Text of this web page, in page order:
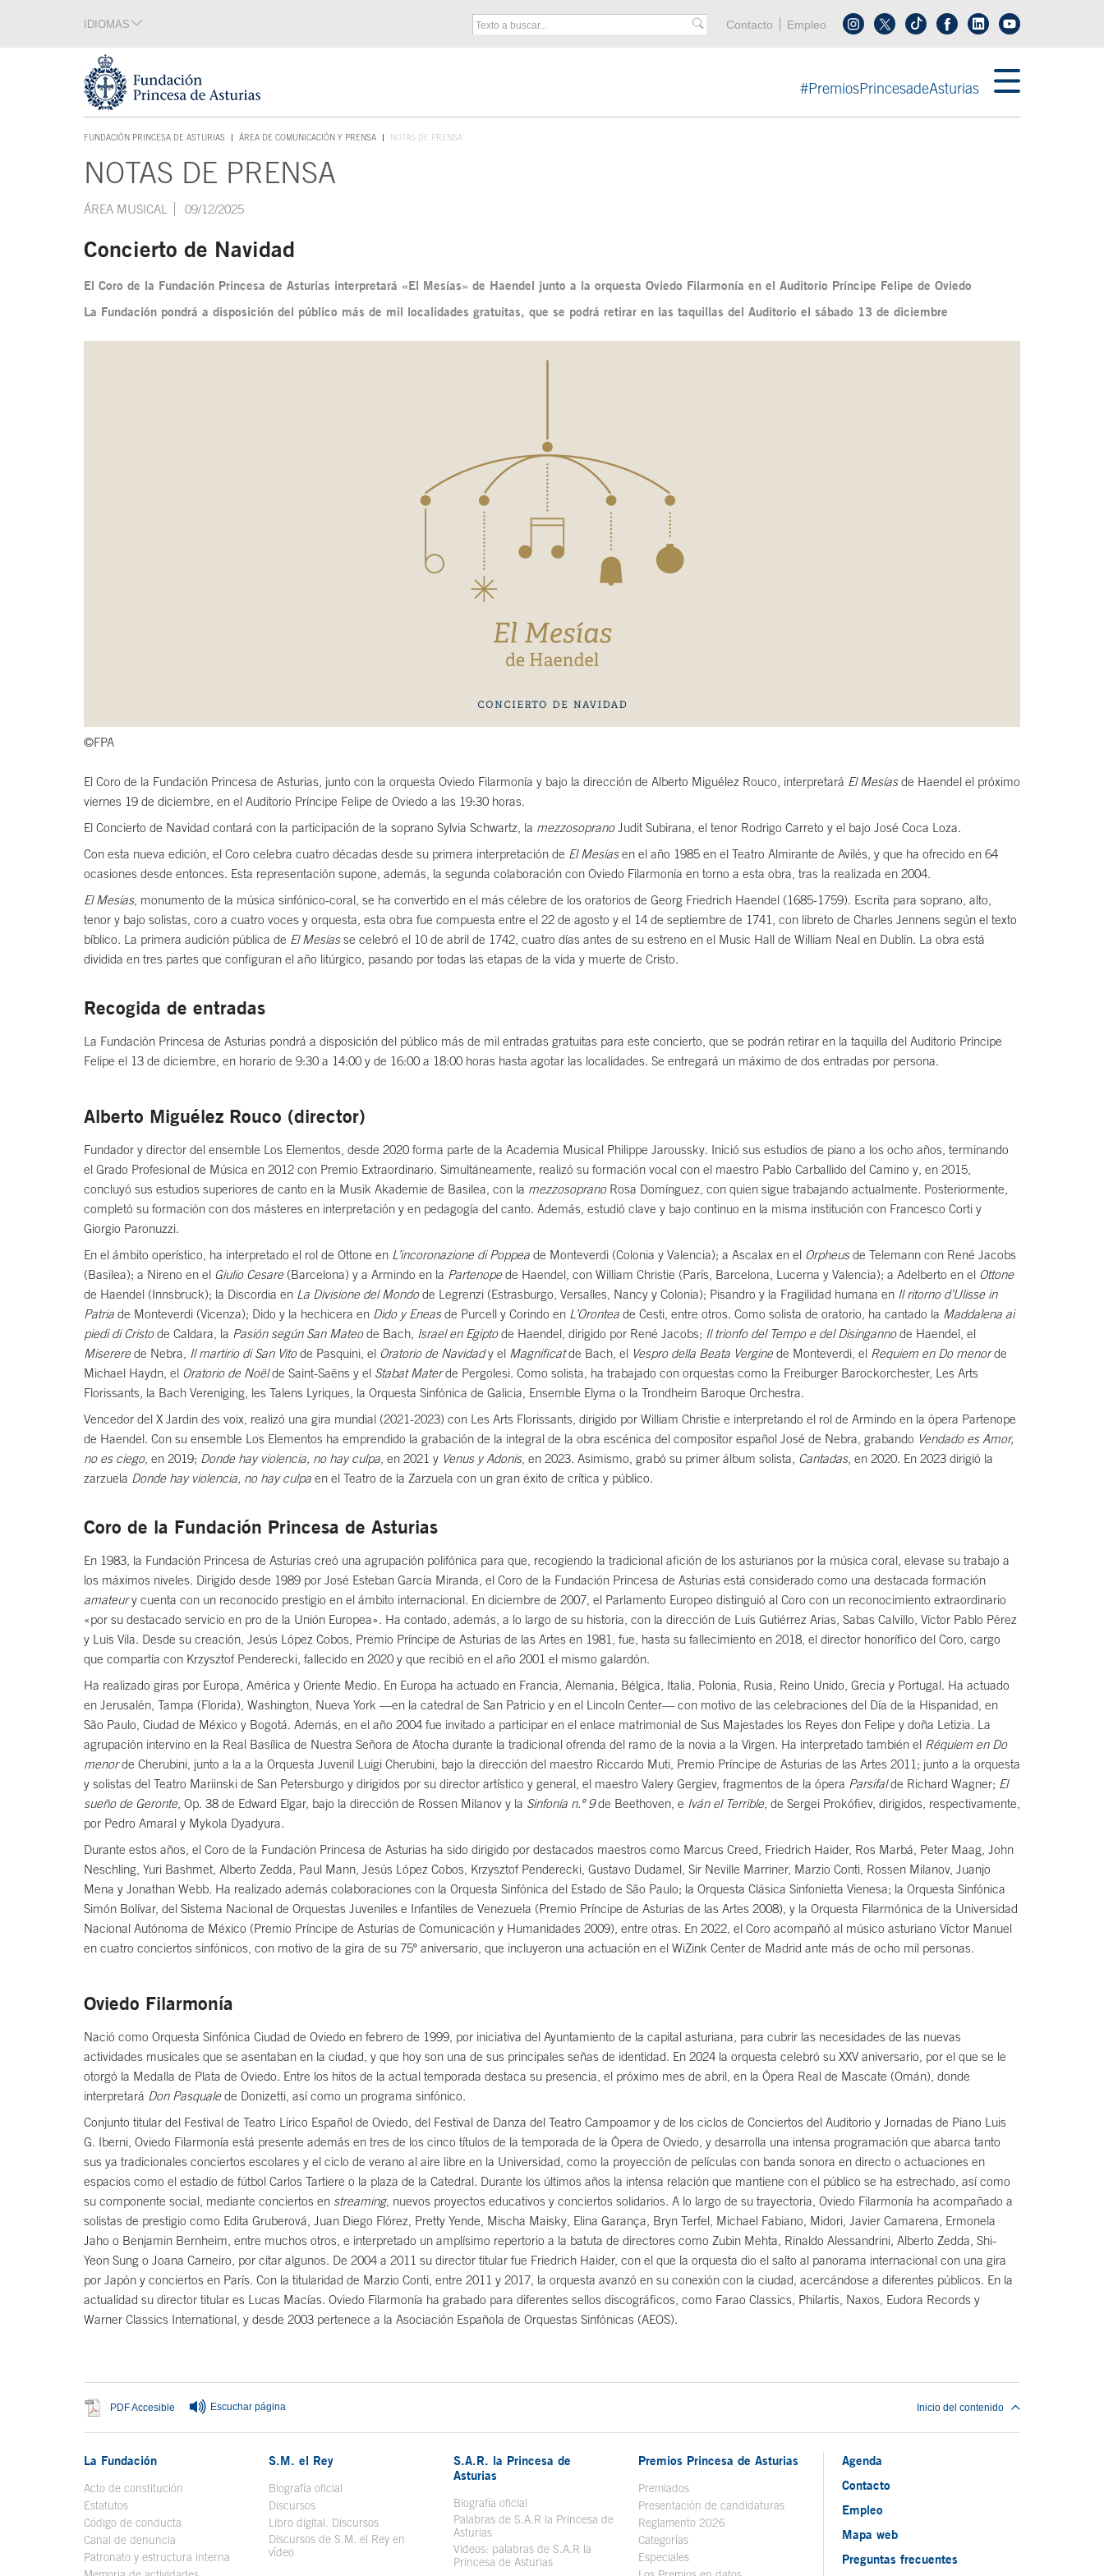
Tecla de acceso 1
IDIOMAS Menú cabecera
Contacto Empleo Síguenos en tiktokSíguenos en linkedin
#PremiosPrincesadeAsturias
FUNDACIÓN PRINCESA DE ASTURIAS
TECLA DE ACCESO 1
ÁREA DE COMUNICACIÓN Y PRENSA NOTAS DE PRENSA
Contenido principalNOTAS DE PRENSA
ÁREA MUSICAL 09/12/2025
Concierto de Navidad
El Coro de la Fundación Princesa de Asturias interpretará «El Mesías» de Haendel junto a la orquesta Oviedo Filarmonía en el Auditorio Príncipe Felipe de Oviedo
La Fundación pondrá a disposición del público más de mil localidades gratuitas, que se podrá retirar en las taquillas del Auditorio el sábado 13 de diciembre
©FPA
El Coro de la Fundación Princesa de Asturias, junto con la orquesta Oviedo Filarmonía y bajo la dirección de Alberto Miguélez Rouco, interpretará El Mesíasde Haendel el próximo
viernes 19 de diciembre, en el Auditorio Príncipe Felipe de Oviedo a las 19:30 horas.
El Concierto de Navidad contará con la participación de la soprano Sylvia Schwartz, la mezzosopranoJudit Subirana, el tenor Rodrigo Carreto y el bajo José Coca Loza.
Con esta nueva edición, el Coro celebra cuatro décadas desde su primera interpretación de El Mesíasen el año 1985 en el Teatro Almirante de Avilés, y que ha ofrecido en 64
ocasiones desde entonces. Esta representación supone, además, la segunda colaboración con Oviedo Filarmonía en torno a esta obra, tras la realizada en 2004.
El Mesías, monumento de la música sinfónico-coral, se ha convertido en el más célebre de los oratorios de Georg Friedrich Haendel (1685-1759). Escrita para soprano, alto,
tenor y bajo solistas, coro a cuatro voces y orquesta, esta obra fue compuesta entre el 22 de agosto y el 14 de septiembre de 1741, con libreto de Charles Jennens según el texto
bíblico. La primera audición pública de El Mesíasse celebró el 10 de abril de 1742, cuatro días antes de su estreno en el Music Hall de William Neal en Dublín. La obra está
dividida en tres partes que configuran el año litúrgico, pasando por todas las etapas de la vida y muerte de Cristo.
Recogida de entradas
La Fundación Princesa de Asturias pondrá a disposición del público más de mil entradas gratuitas para este concierto, que se podrán retirar en la taquilla del Auditorio Príncipe
Felipe el 13 de diciembre, en horario de 9:30 a 14:00 y de 16:00 a 18:00 horas hasta agotar las localidades. Se entregará un máximo de dos entradas por persona.
Alberto Miguélez Rouco (director)
Fundador y director del ensemble Los Elementos, desde 2020 forma parte de la Academia Musical Philippe Jaroussky. Inició sus estudios de piano a los ocho años, terminando
el Grado Profesional de Música en 2012 con Premio Extraordinario. Simultáneamente, realizó su formación vocal con el maestro Pablo Carballido del Camino y, en 2015,
concluyó sus estudios superiores de canto en la Musik Akademie de Basilea, con la mezzosopranoRosa Domínguez, con quien sigue trabajando actualmente. Posteriormente,
completó su formación con dos másteres en interpretación y en pedagogía del canto. Además, estudió clave y bajo continuo en la misma institución con Francesco Corti y
Giorgio Paronuzzi.
En el ámbito operístico, ha interpretado el rol de Ottone en L’incoronazione di Poppea de Monteverdi (Colonia y Valencia); a Ascalax en el Orpheusde Telemann con René Jacobs
(Basilea); a Nireno en el Giulio Cesare(Barcelona) y a Armindo en la Partenopede Haendel, con William Christie (París, Barcelona, Lucerna y Valencia); a Adelberto en el Ottone
de Haendel (Innsbruck); la Discordia en La Divisione del Mondode Legrenzi (Estrasburgo, Versalles, Nancy y Colonia); Pisandro y la Fragilidad humana en Il ritorno d’Ulisse in
Patria de Monteverdi (Vicenza); Dido y la hechicera en Dido y Eneasde Purcell y Corindo en L’Orontea de Cesti, entre otros. Como solista de oratorio, ha cantado la Maddalena ai
piedi di Cristode Caldara, la Pasión según San Mateode Bach, Israel en Egiptode Haendel, dirigido por René Jacobs; Il trionfo del Tempo e del Disingannode Haendel, el
Misererede Nebra, Il martirio di San Vitode Pasquini, el Oratorio de Navidady el Magnificatde Bach, el Vespro della Beata Verginede Monteverdi, el Requiem en Do menorde
Michael Haydn, el Oratorio de Noëlde Saint-Saëns y el Stabat Materde Pergolesi. Como solista, ha trabajado con orquestas como la Freiburger Barockorchester, Les Arts
Florissants, la Bach Vereniging, les Talens Lyriques, la Orquesta Sinfónica de Galicia, Ensemble Elyma o la Trondheim Baroque Orchestra.
Vencedor del X Jardin des voix, realizó una gira mundial (2021-2023) con Les Arts Florissants, dirigido por William Christie e interpretando el rol de Armindo en la ópera Partenope
de Haendel. Con su ensemble Los Elementos ha emprendido la grabación de la integral de la obra escénica del compositor español José de Nebra, grabando Vendado es Amor,
no es ciego, en 2019; Donde hay violencia, no hay culpa , en 2021 y Venus y Adonis, en 2023. Asimismo, grabó su primer álbum solista, Cantadas, en 2020. En 2023 dirigió la
zarzuela Donde hay violencia, no hay culpa en el Teatro de la Zarzuela con un gran éxito de crítica y público.
Coro de la Fundación Princesa de Asturias
En 1983, la Fundación Princesa de Asturias creó una agrupación polifónica para que, recogiendo la tradicional afición de los asturianos por la música coral, elevase su trabajo a
los máximos niveles. Dirigido desde 1989 por José Esteban García Miranda, el Coro de la Fundación Princesa de Asturias está considerado como una destacada formación
amateury cuenta con un reconocido prestigio en el ámbito internacional. En diciembre de 2007, el Parlamento Europeo distinguió al Coro con un reconocimiento extraordinario
«por su destacado servicio en pro de la Unión Europea». Ha contado, además, a lo largo de su historia, con la dirección de Luis Gutiérrez Arias, Sabas Calvillo, Víctor Pablo Pérez
y Luis Vila. Desde su creación, Jesús López Cobos, Premio Príncipe de Asturias de las Artes en 1981, fue, hasta su fallecimiento en 2018, el director honorífico del Coro, cargo
que compartía con Krzysztof Penderecki, fallecido en 2020 y que recibió en el año 2001 el mismo galardón.
Ha realizado giras por Europa, América y Oriente Medio. En Europa ha actuado en Francia, Alemania, Bélgica, Italia, Polonia, Rusia, Reino Unido, Grecia y Portugal. Ha actuado
en Jerusalén, Tampa (Florida), Washington, Nueva York —en la catedral de San Patricio y en el Lincoln Center— con motivo de las celebraciones del Día de la Hispanidad, en
São Paulo, Ciudad de México y Bogotá. Además, en el año 2004 fue invitado a participar en el enlace matrimonial de Sus Majestades los Reyes don Felipe y doña Letizia. La
agrupación intervino en la Real Basílica de Nuestra Señora de Atocha durante la tradicional ofrenda del ramo de la novia a la Virgen. Ha interpretado también el Réquiem en Do
menorde Cherubini, junto a la a la Orquesta Juvenil Luigi Cherubini, bajo la dirección del maestro Riccardo Muti, Premio Príncipe de Asturias de las Artes 2011; junto a la orquesta
y solistas del Teatro Mariinski de San Petersburgo y dirigidos por su director artístico y general, el maestro Valery Gergiev, fragmentos de la ópera Parsifalde Richard Wagner; El
sueño de Geronte, Op. 38 de Edward Elgar, bajo la dirección de Rossen Milanov y la Sinfonía n.º 9de Beethoven, e Iván el Terrible, de Sergei Prokófiev, dirigidos, respectivamente,
por Pedro Amaral y Mykola Dyadyura.
Durante estos años, el Coro de la Fundación Princesa de Asturias ha sido dirigido por destacados maestros como Marcus Creed, Friedrich Haider, Ros Marbá, Peter Maag, John
Neschling, Yuri Bashmet, Alberto Zedda, Paul Mann, Jesús López Cobos, Krzysztof Penderecki, Gustavo Dudamel, Sir Neville Marriner, Marzio Conti, Rossen Milanov, Juanjo
Mena y Jonathan Webb. Ha realizado además colaboraciones con la Orquesta Sinfónica del Estado de São Paulo; la Orquesta Clásica Sinfonietta Vienesa; la Orquesta Sinfónica
Simón Bolívar, del Sistema Nacional de Orquestas Juveniles e Infantiles de Venezuela (Premio Príncipe de Asturias de las Artes 2008), y la Orquesta Filarmónica de la Universidad
Nacional Autónoma de México (Premio Príncipe de Asturias de Comunicación y Humanidades 2009), entre otras. En 2022, el Coro acompañó al músico asturiano Víctor Manuel
en cuatro conciertos sinfónicos, con motivo de la gira de su 75º aniversario, que incluyeron una actuación en el WiZink Center de Madrid ante más de ocho mil personas.
Oviedo Filarmonía
Nació como Orquesta Sinfónica Ciudad de Oviedo en febrero de 1999, por iniciativa del Ayuntamiento de la capital asturiana, para cubrir las necesidades de las nuevas
actividades musicales que se asentaban en la ciudad, y que hoy son una de sus principales señas de identidad. En 2024 la orquesta celebró su XXV aniversario, por el que se le
otorgó la Medalla de Plata de Oviedo. Entre los hitos de la actual temporada destaca su presencia, el próximo mes de abril, en la Ópera Real de Mascate (Omán), donde
interpretará Don Pasqualede Donizetti, así como un programa sinfónico.
Conjunto titular del Festival de Teatro Lírico Español de Oviedo, del Festival de Danza del Teatro Campoamor y de los ciclos de Conciertos del Auditorio y Jornadas de Piano Luis
G. Iberni, Oviedo Filarmonía está presente además en tres de los cinco títulos de la temporada de la Ópera de Oviedo, y desarrolla una intensa programación que abarca tanto
sus ya tradicionales conciertos escolares y el ciclo de verano al aire libre en la Universidad, como la proyección de películas con banda sonora en directo o actuaciones en
espacios como el estadio de fútbol Carlos Tartiere o la plaza de la Catedral. Durante los últimos años la intensa relación que mantiene con el público se ha estrechado, así como
su componente social, mediante conciertos en streaming, nuevos proyectos educativos y conciertos solidarios. A lo largo de su trayectoria, Oviedo Filarmonía ha acompañado a
solistas de prestigio como Edita Gruberová, Juan Diego Flórez, Pretty Yende, Mischa Maisky, Elina Garança, Bryn Terfel, Michael Fabiano, Midori, Javier Camarena, Ermonela
Jaho o Benjamin Bernheim, entre muchos otros, e interpretado un amplísimo repertorio a la batuta de directores como Zubin Mehta, Rinaldo Alessandrini, Alberto Zedda, Shi-
Yeon Sung o Joana Carneiro, por citar algunos. De 2004 a 2011 su director titular fue Friedrich Haider, con el que la orquesta dio el salto al panorama internacional con una gira
por Japón y conciertos en París. Con la titularidad de Marzio Conti, entre 2011 y 2017, la orquesta avanzó en su conexión con la ciudad, acercándose a diferentes públicos. En la
actualidad su director titular es Lucas Macías. Oviedo Filarmonía ha grabado para diferentes sellos discográficos, como Farao Classics, Philartis, Naxos, Eudora Records y
Warner Classics International, y desde 2003 pertenece a la Asociación Española de Orquestas Sinfónicas (AEOS).
PDF Accesible Se abre en ventana nueva
Escuchar página Inicio del contenido
La Fundación
Acto de constitución
Estatutos
Código de conducta
Canal de denuncia
Patronato y estructura interna
S.M. el Rey
Biografía oficial
Discursos
Libro digital. DiscursosSe abre en ventana nueva
Discursos de S.M. el Rey en
vídeoSe abre en ventana nueva
S.A.R. la Princesa de
Asturias
Biografía oficial Se abre en ventana nueva
Palabras de S.A.R la Princesa de
Asturias
Videos: palabras de S.A.R la
Princesa de Asturias
Premios Princesa de Asturias
Premiados
Presentación de candidaturas
Reglamento 2026
Categorías
Especiales
Agenda
Contacto
Empleo
Mapa web
Preguntas frecuentes